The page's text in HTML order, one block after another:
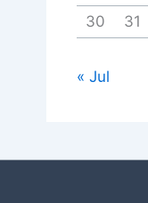
30
31
« Jul